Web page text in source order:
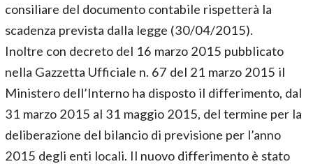
consiliare del documento contabile rispetterà la
scadenza prevista dalla legge (30/04/2015).
Inoltre con decreto del 16 marzo 2015 pubblicato
nella Gazzetta Ufficiale n. 67 del 21 marzo 2015 il
Ministero dell’Interno ha disposto il differimento, dal
31 marzo 2015 al 31 maggio 2015, del termine per la
deliberazione del bilancio di previsione per l’anno
2015 degli enti locali. Il nuovo differimento è stato